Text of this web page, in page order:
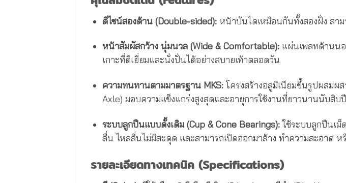
ดีไซน์สองด้าน (Double-sided):หน้าบันไดเหมือนกันทั้งสองฝั่ง สาม
หน้าสัมผัสกว้าง นุ่มนวล (Wide & Comfortable):แผ่นเพลทด้านนอ
เกาะที่ดีเยี่ยมและนั่งปั่นได้อย่างสบายเท้าตลอดวัน
ความทนทานตามมาตรฐาน MKS:โครงสร้างอลูมิเนียมขึ้นรูปผสมผ
Axle) มอบความแข็งแกร่งสูงสุดและอายุการใช้งานที่ยาวนานนับสิบปี
ระบบลูกปืนแบบดั้งเดิม (Cup & Cone Bearings):ใช้ระบบลูกปืนเม็
ลื่น ไหลลื่นไม่มีสะดุด และสามารถเปิดออกมาล้าง ทำความสะอาด
รายละเอียดทางเทคนิค (Specifications)